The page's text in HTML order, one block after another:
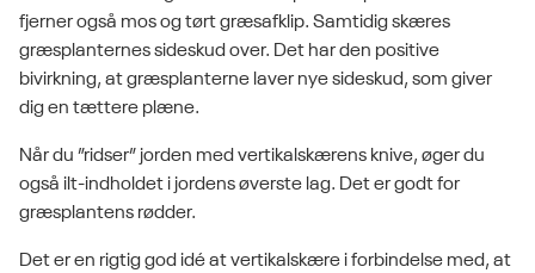
fjerner også mos og tørt græsafklip. Samtidig skæres
græsplanternes sideskud over. Det har den positive
bivirkning, at græsplanterne laver nye sideskud, som giver
dig en tættere plæne.
Når du ”ridser” jorden med vertikalskærens knive, øger du
også ilt-indholdet i jordens øverste lag. Det er godt for
græsplantens rødder.
Det er en rigtig god idé at vertikalskære i forbindelse med, at